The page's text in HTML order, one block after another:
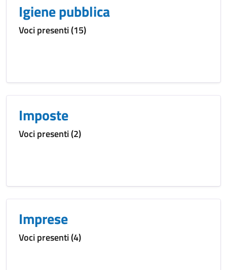
Igiene pubblica
Voci presenti (15)
Imposte
Voci presenti (2)
Imprese
Voci presenti (4)